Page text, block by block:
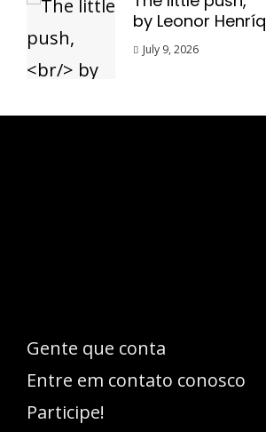
by Leonor
July 9, 2026
Gente que conta
Entre em contato conosco
Participe!